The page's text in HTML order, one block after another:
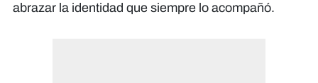
abrazar la identidad que siempre lo acompañó.